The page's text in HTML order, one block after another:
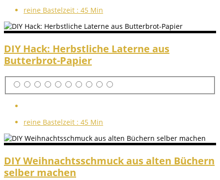
reine Bastelzeit : 45 Min
DIY Hack: Herbstliche Laterne aus
Butterbrot-Papier
reine Bastelzeit : 45 Min
DIY Weihnachtsschmuck aus alten Büchern
selber machen